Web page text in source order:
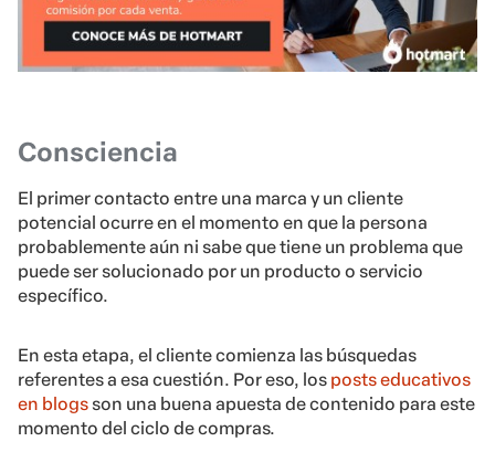
Consciencia
El primer contacto entre una marca y un cliente
potencial ocurre en el momento en que la persona
probablemente aún ni sabe que tiene un problema que
puede ser solucionado por un producto o servicio
específico.
En esta etapa, el cliente comienza las búsquedas
referentes a esa cuestión. Por eso, los posts educativos
en blogsson una buena apuesta de contenido para este
momento del ciclo de compras.